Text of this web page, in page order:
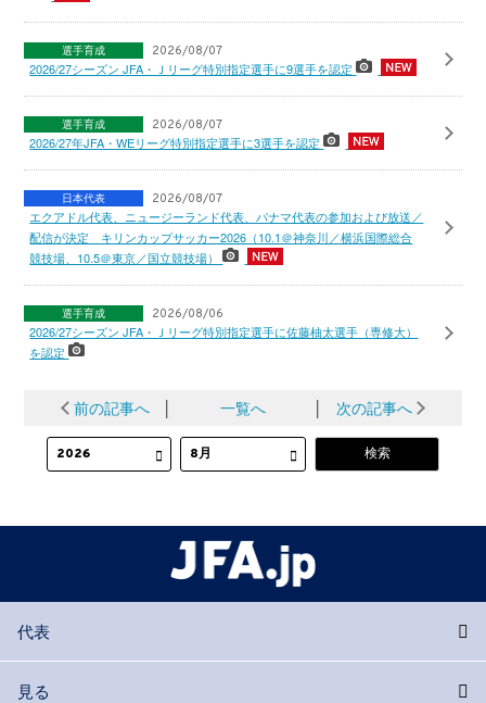
選手育成 2026/08/07
2026/27シーズン JFA・Ｊリーグ特別指定選手に9選手を認定
選手育成 2026/08/07
2026/27年JFA・WEリーグ特別指定選手に3選手を認定
日本代表 2026/08/07
エクアドル代表、ニュージーランド代表、パナマ代表の参加および放送／
配信が決定 キリンカップサッカー2026（10.1＠神奈川／横浜国際総合
競技場、10.5＠東京／国立競技場）
選手育成 2026/08/06
2026/27シーズン JFA・Ｊリーグ特別指定選手に佐藤柚太選手（専修大）
を認定
前の記事へ │ 一覧へ │ 次の記事へ
代表
見る